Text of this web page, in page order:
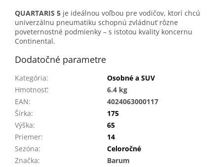
QUARTARIS 5 je ideálnou voľbou pre vodičov, ktorí chcú
univerzálnu pneumatiku schopnú zvládnuť rôzne
poveternostné podmienky – s istotou kvality koncernu
Continental.
Dodatočné parametre
Kategória:
Osobné a SUV
Hmotnosť:
6.4 kg
EAN:
4024063000117
Šírka:
175
Výška:
65
Priemer:
14
Sezóna:
Celoročné
Značka:
Barum